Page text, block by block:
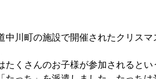
中川町の施設で開催されたクリス
たくさんのお子様が参加されると